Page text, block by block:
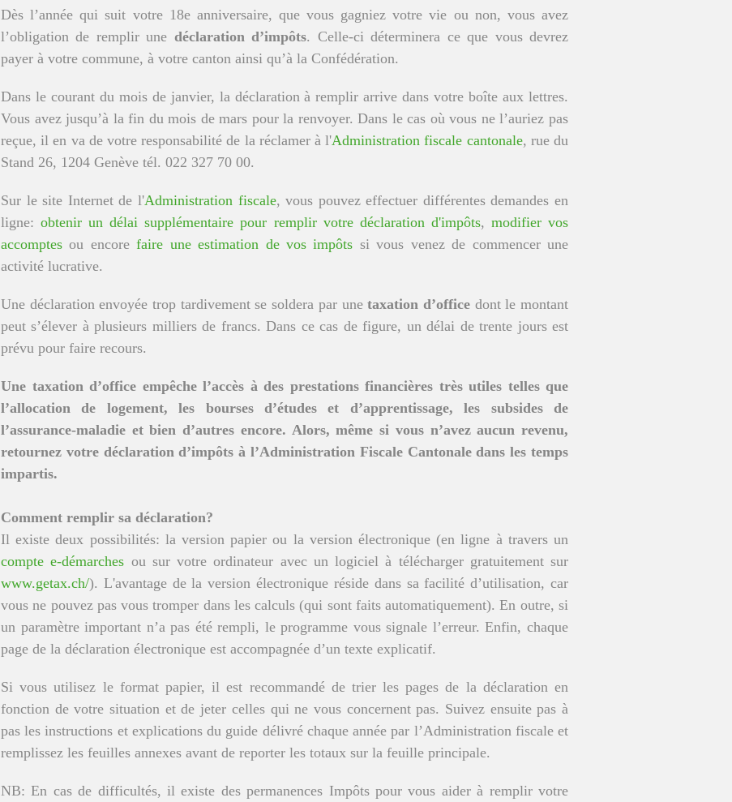
Dès l’année qui suit votre 18e anniversaire, que vous gagniez votre vie ou non, vous avez
l’obligation de remplir une déclaration d’impôts. Celle-ci déterminera ce que vous devrez
payer à votre commune, à votre canton ainsi qu’à la Confédération.
Dans le courant du mois de janvier, la déclaration à remplir arrive dans votre boîte aux lettres.
Vous avez jusqu’à la fin du mois de mars pour la renvoyer. Dans le cas où vous ne l’auriez pas
reçue, il en va de votre responsabilité de la réclamer à l'Administration fiscale cantonale, rue du
Stand 26, 1204 Genève tél. 022 327 70 00.
Sur le site Internet de l'Administration fiscale, vous pouvez effectuer différentes demandes en
ligne:obtenir un délai supplémentaire pour remplir votre déclaration d'impôts, modifier vos
accomptes ou encorefaire une estimation de vos impôts si vous venez de commencer une
activité lucrative.
Une déclaration envoyée trop tardivement se soldera par unetaxation d’officedont le montant
peut s’élever à plusieurs milliers de francs. Dans ce cas de figure, un délai de trente jours est
prévu pour faire recours.
Une taxation d’office empêche l’accès à des prestations financières très utiles telles que
l’allocation de logement, les bourses d’études et d’apprentissage, les subsides de
l’assurance-maladie et bien d’autres encore. Alors, même si vous n’avez aucun revenu,
retournez votre déclaration d’impôts à l’Administration Fiscale Cantonale dans les temps
impartis.
Comment remplir sa déclaration?
Il existe deux possibilités: la version papier ou la version électronique (en ligne à travers un
compte e-démarches ou sur votre ordinateur avec un logiciel à télécharger gratuitement sur
www.getax.ch/). L'avantage de la version électronique réside dans sa facilité d’utilisation, car
vous ne pouvez pas vous tromper dans les calculs (qui sont faits automatiquement). En outre, si
un paramètre important n’a pas été rempli, le programme vous signale l’erreur. Enfin, chaque
page de la déclaration électronique est accompagnée d’un texte explicatif.
Si vous utilisez le format papier, il est recommandé de trier les pages de la déclaration en
fonction de votre situation et de jeter celles qui ne vous concernent pas. Suivez ensuite pas à
pas les instructions et explications du guide délivré chaque année par l’Administration fiscale et
remplissez les feuilles annexes avant de reporter les totaux sur la feuille principale.
NB: En cas de difficultés, il existe des permanences Impôts pour vous aider à remplir votre